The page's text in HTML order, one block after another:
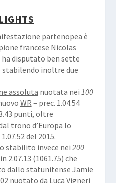
partenopea è
francese Nicolas
disputato ben sette
stabilendo inoltre due
assoluta nuotata nei 100
WR – prec. 1.04.54
punti, oltre
trono d’Europa lo
del 2015.
stabilito invece nei 200
2.07.13 (1061.75) che
dallo statunitense Jamie
nuotato da Luca Vigneri